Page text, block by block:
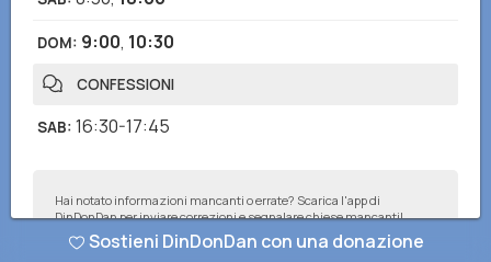
DOM: 9:00, 10:30
CONFESSIONI
SAB: 16:30-17:45
Hai notato informazioni mancanti o errate? Scarica l'app di
DinDonDan per inviare correzioni e segnalare chiese mancanti!
Sostieni DinDonDan con una donazione